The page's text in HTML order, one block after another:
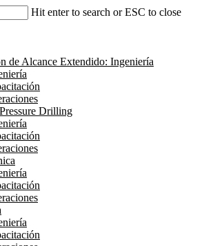
Hit enter to search or ESC to close
de Alcance Extendido: Ingeniería
Drilling